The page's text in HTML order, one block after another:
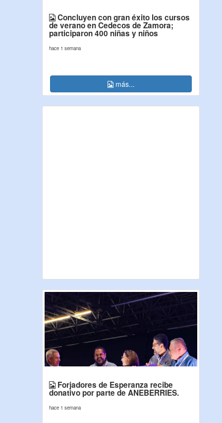
Concluyen con gran éxito los cursos
de verano en Cedecos de Zamora;
participaron 400 niñas y niños
hace 1 semana
más...
Forjadores de Esperanza recibe
donativo por parte de ANEBERRIES.
hace 1 semana